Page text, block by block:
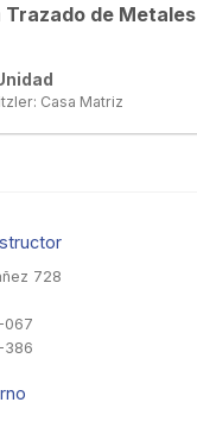
Trazado de Metales
Casa Matriz
728